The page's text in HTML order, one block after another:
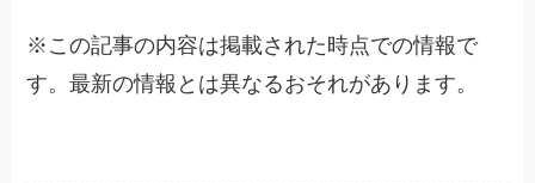
※ この記事の内容は掲載された時点での情報で
す。最新の情報とは異なるおそれがあります。